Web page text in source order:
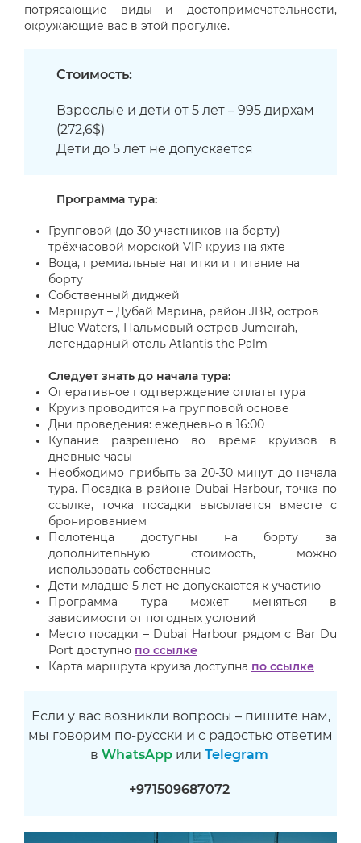
потрясающие виды и достопримечательности,
окружающие вас в этой прогулке.
Стоимость:
Взрослые и дети от 5 лет – 995 дирхам
(272,6$)
Дети до 5 лет не допускается
Программа тура:
Групповой (до 30 участников на борту)
трёхчасовой морской VIP круиз на яхте
Вода, премиальные напитки и питание на
борту
Собственный диджей
Маршрут – Дубай Марина, район JBR, остров
Blue Waters, Пальмовый остров Jumeirah,
легендарный отель Atlantis the Palm
Следует знать до начала тура:
Оперативное подтверждение оплаты тура
Круиз проводится на групповой основе
Дни проведения: ежедневно в 16:00
Купание разрешено во время круизов в
дневные часы
Необходимо прибыть за 20-30 минут до начала
тура. Посадка в районе Dubai Harbour, точка по
ссылке, точка посадки высылается вместе с
бронированием
Полотенца доступны на борту за
дополнительную стоимость, можно
использовать собственные
Дети младше 5 лет не допускаются к участию
Программа тура может меняться в
зависимости от погодных условий
Место посадки –Dubai Harbour рядом с Bar Du
Port доступно по ссылке
Карта маршрута круиза доступна по ссылке
Если у вас возникли вопросы – пишите нам,
мы говорим по-русски и с радостью ответим
в WhatsApp или Telegram
+971509687072